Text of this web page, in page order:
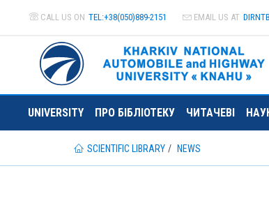
CALL US ON TEL:+38(050)889-2151 EMAIL US AT
UNIVERSITY ПРО БІБЛІОТЕКУ ЧИТАЧЕВІ
SCIENTIFIC LIBRARY NEWS